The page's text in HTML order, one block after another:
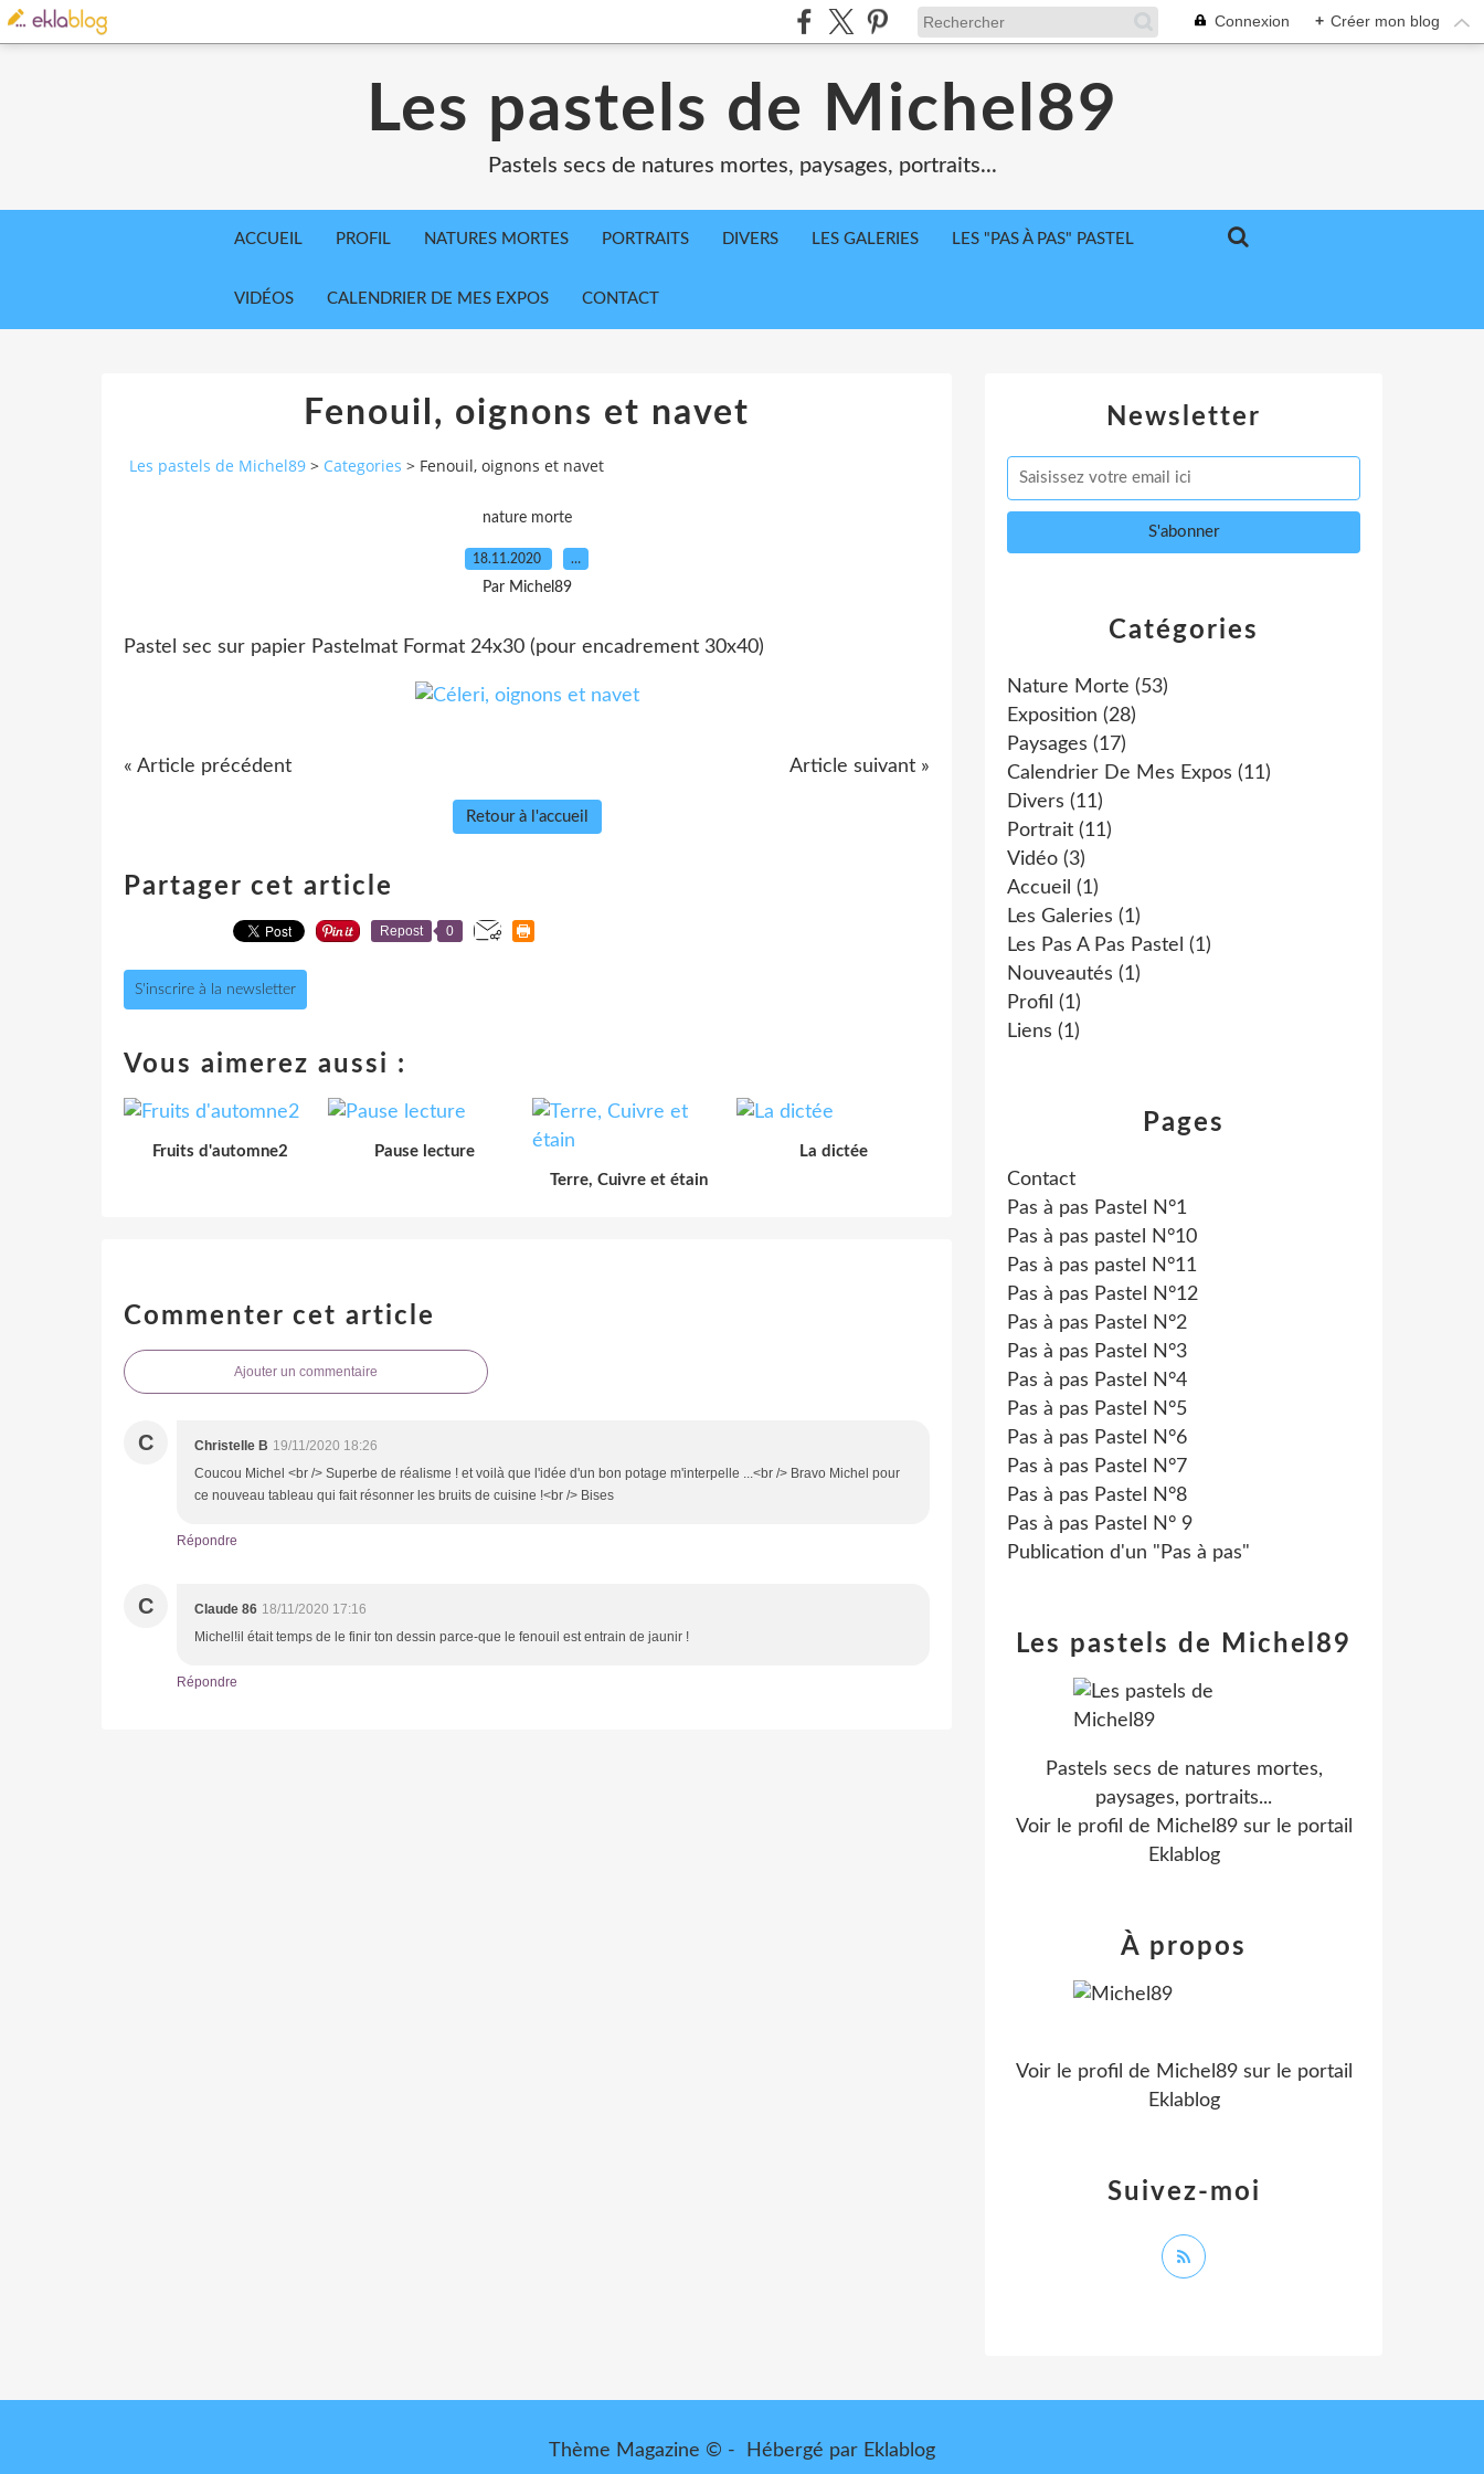
Connexion + Créer mon blog
Les pastels de Michel89
Pastels secs de natures mortes, paysages, portraits...
ACCUEIL PROFIL NATURES MORTES PORTRAITS DIVERS LES GALERIES LES "PAS À PAS" PASTEL
VIDÉOS CALENDRIER DE MES EXPOS CONTACT
Fenouil, oignons et navet
Les pastels de Michel89 > Categories > Fenouil, oignons et navet
nature morte
18.11.2020 …
Par Michel89
Pastel sec sur papier Pastelmat Format 24x30 (pour encadrement 30x40)
« Article précédent Article suivant »
Retour à l'accueil
Partager cet article
Repost 0
S'inscrire à la newsletter
Vous aimerez aussi :
Fruits d'automne2
Pause lecture
Terre, Cuivre et étain
La dictée
Commenter cet article
Ajouter un commentaire
C Christelle B 19/11/2020 18:26
Coucou Michel <br /> Superbe de réalisme ! et voilà que l'idée d'un bon potage m'interpelle ...<br /> Bravo Michel pour
ce nouveau tableau qui fait résonner les bruits de cuisine !<br /> Bises
Répondre
C Claude 86 18/11/2020 17:16
Michel!il était temps de le finir ton dessin parce-que le fenouil est entrain de jaunir !
Répondre
Newsletter
Catégories
Nature Morte (53)
Exposition (28)
Paysages (17)
Calendrier De Mes Expos (11)
Divers (11)
Portrait (11)
Vidéo (3)
Accueil (1)
Les Galeries (1)
Les Pas A Pas Pastel (1)
Nouveautés (1)
Profil (1)
Liens (1)
Pages
Contact
Pas à pas Pastel N°1
Pas à pas pastel N°10
Pas à pas pastel N°11
Pas à pas Pastel N°12
Pas à pas Pastel N°2
Pas à pas Pastel N°3
Pas à pas Pastel N°4
Pas à pas Pastel N°5
Pas à pas Pastel N°6
Pas à pas Pastel N°7
Pas à pas Pastel N°8
Pas à pas Pastel N° 9
Publication d'un "Pas à pas"
Les pastels de Michel89
Pastels secs de natures mortes,
paysages, portraits...
Voir le profil de Michel89sur le portail
Eklablog
Suivez-moi
À propos
Voir le profil de Michel89sur le portail
Eklablog
Thème Magazine © - Hébergé par Eklablog